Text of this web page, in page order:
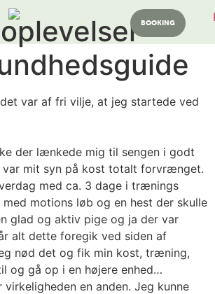
BOOKING
var af fri vilje, at jeg startede ved
der lænkede mig til sengen i godt
var mit syn på kost totalt forvrænget.
med ca. 3 dage i trænings
motions løb og en hest der skulle
glad og aktiv pige og ja der var
alt dette foregik ved siden af
nød det og fik min kost, træning,
og gå op i en højere enhed…
virkeligheden en anden. Jeg kunne